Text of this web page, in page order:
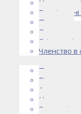
Напрямки
Партнери
Органи
Спільна
Членство в
Рішення
Загальні